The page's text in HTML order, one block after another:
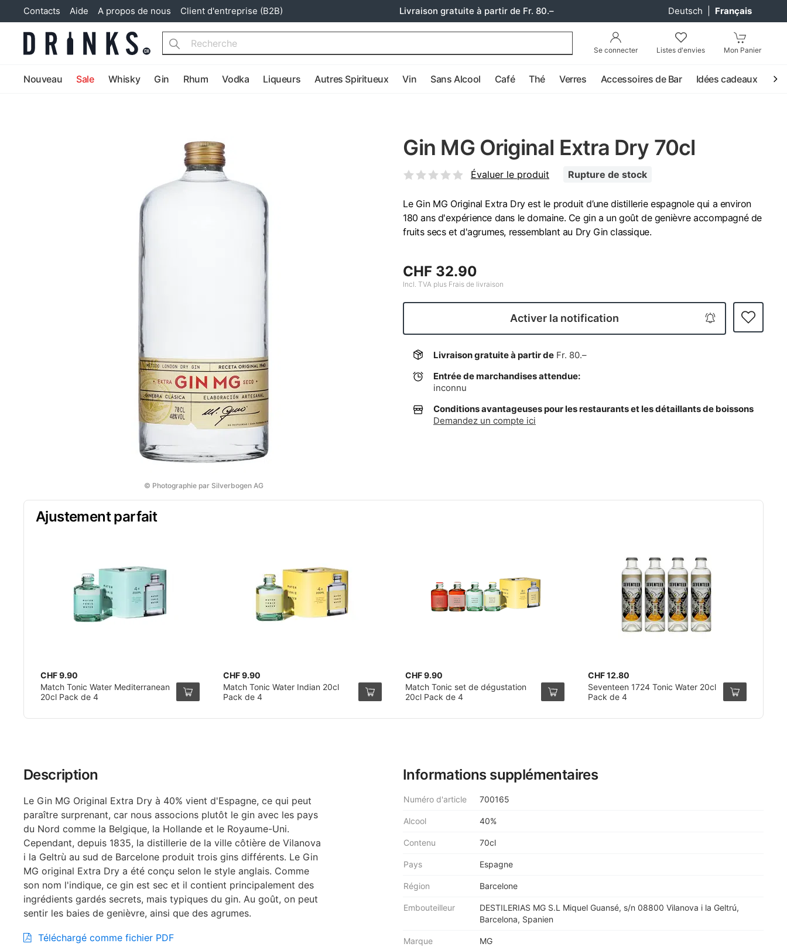
Contacts Aide A propos de nous Client d'entreprise (B2B) Livraison gratuite à partir de Fr. 80.– Deutsch Français
Se connecter Listes d'envies Mon Panier
Search
Nouveau Sale Whisky Gin Rhum Vodka Liqueurs Autres Spiritueux Vin Sans Alcool Café Thé Verres Accessoires de Bar Idées cadeaux
© Photographie par Silverbogen AG
Gin MG Original Extra Dry 70cl
Évaluer le produit Rupture de stock
Le Gin MG Original Extra Dry est le produit d’une distillerie espagnole qui a environ
180 ans d'expérience dans le domaine. Ce gin a un goût de genièvre accompagné de
fruits secs et d'agrumes, ressemblant au Dry Gin classique.
CHF 32.90
Incl. TVA plus Frais de livraison
Activer la notification
Livraison gratuite à partir de Fr. 80.–
Entrée de marchandises attendue:
inconnu
Conditions avantageuses pour les restaurants et les détaillants de boissons
Demandez un compte ici
Ajustement parfait
CHF 9.90
Match Tonic Water Mediterranean
20cl Pack de 4
CHF 9.90
Match Tonic Water Indian 20cl
Pack de 4
CHF 9.90
Match Tonic set de dégustation
20cl Pack de 4
CHF 12.80
Seventeen 1724 Tonic Water 20cl
Pack de 4
Description
Le Gin MG Original Extra Dry à 40% vient d'Espagne, ce qui peut
paraître surprenant, car nous associons plutôt le gin avec les pays
du Nord comme la Belgique, la Hollande et le Royaume-Uni.
Cependant, depuis 1835, la distillerie de la ville côtière de Vilanova
i la Geltrù au sud de Barcelone produit trois gins différents. Le Gin
MG original Extra Dry a été conçu selon le style anglais. Comme
son nom l'indique, ce gin est sec et il contient principalement des
ingrédients gardés secrets, mais typiques du gin. Au goût, on peut
sentir les baies de genièvre, ainsi que des agrumes.
Téléchargé comme fichier PDF
Informations supplémentaires
Numéro d'article 700165
Alcool 40%
Contenu 70cl
Pays Espagne
Région Barcelone
Embouteilleur
DESTILERIAS MG S.L Miquel Guansé, s/n 08800 Vilanova i la Geltrú,
Barcelona, Spanien
Marque MG